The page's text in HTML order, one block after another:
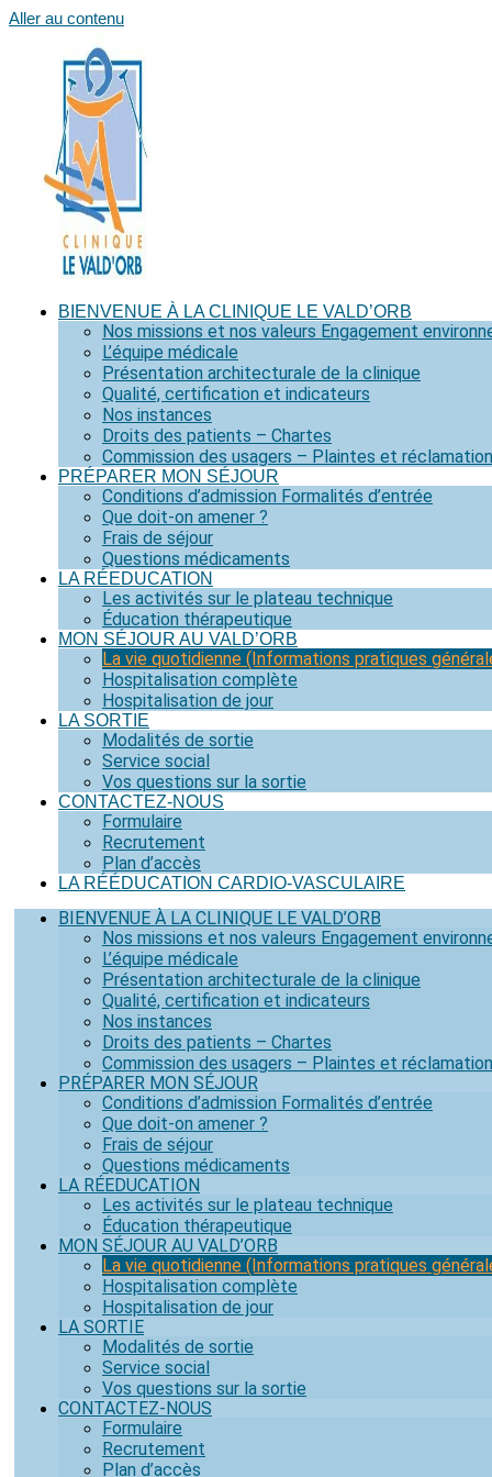
Aller au contenu
BIENVENUE À LA CLINIQUE LE VALD’ORB
Nos missions et nos valeurs Engagement
L’équipe médicale
Présentation architecturale de la clinique
Qualité, certification et indicateurs
Nos instances
Droits des patients – Chartes
Commission des usagers – Plaintes et
PRÉPARER MON SÉJOUR
Conditions d’admission Formalités d’entrée
Que doit-on amener ?
Frais de séjour
Questions médicaments
LA RÉEDUCATION
Les activités sur le plateau technique
Éducation thérapeutique
MON SÉJOUR AU VALD’ORB
La vie quotidienne (Informations pratiques
Hospitalisation complète
Hospitalisation de jour
LA SORTIE
Modalités de sortie
Service social
Vos questions sur la sortie
CONTACTEZ-NOUS
Formulaire
Recrutement
Plan d’accès
LA RÉÉDUCATION CARDIO-VASCULAIRE
BIENVENUE À LA CLINIQUE LE VALD’ORB
Nos missions et nos valeurs Engagement
L’équipe médicale
Présentation architecturale de la clinique
Qualité, certification et indicateurs
Nos instances
Droits des patients – Chartes
Commission des usagers – Plaintes et
PRÉPARER MON SÉJOUR
Conditions d’admission Formalités d’entrée
Que doit-on amener ?
Frais de séjour
Questions médicaments
LA RÉEDUCATION
Les activités sur le plateau technique
Éducation thérapeutique
MON SÉJOUR AU VALD’ORB
La vie quotidienne (Informations pratiques
Hospitalisation complète
Hospitalisation de jour
LA SORTIE
Modalités de sortie
Service social
Vos questions sur la sortie
CONTACTEZ-NOUS
Formulaire
Recrutement
Plan d’accès